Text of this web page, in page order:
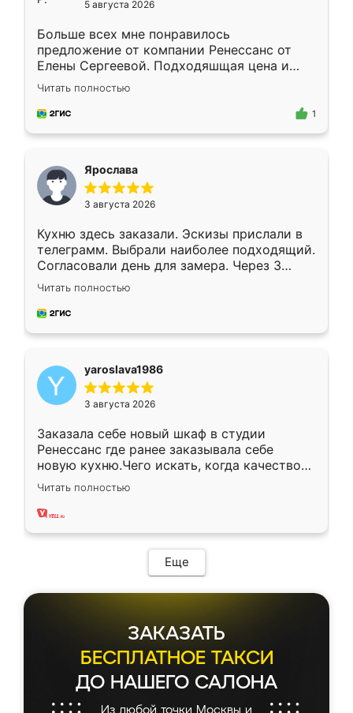
5 августа 2026
Больше всех мне понравилось
предложение от компании Ренессанс от
Елены Сергеевой. Подходяшщая цена и
короткие сроки изготовления. Приехавший
для замера сотрудник Владислав
предложил по моему эскизу самый
Читать полностью
1
Ярослава
3 августа 2026
Кухню здесь заказали. Эскизы прислали в
телеграмм. Выбрали наиболее подходящий.
Согласовали день для замера. Через 3
недели кухня была уже готова. Остались
довольны работой. Спасибо Ренессанс
мебель за качественную работу!
Читать полностью
yaroslava1986
3 августа 2026
Заказала себе новый шкаф в студии
Ренессанс где ранее заказывала себе
новую кухню.Чего искать, когда качеством
вполне довольна. Служит кухня уже почти
два года, нареканий нет.
Читать полностью
Еще
ЗАКАЗАТЬ
БЕСПЛАТНОЕ ТАКСИ
ДО НАШЕГО САЛОНА
Из любой точки Москвы и